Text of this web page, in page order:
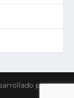
por